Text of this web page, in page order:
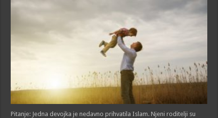
Pitanje: Jedna devojka je nedavno prihvatila Islam. Njeni roditelji su